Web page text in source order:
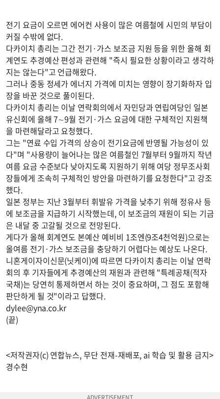
전기 요금이 오르면 에어컨 사용이 많은 여름철에 시민의 부담이
커질 수밖에 없다.
다카이치 총리는 그간 전기·가스 보조금 지원 등을 위한 올해 회
계연도 추경예산 편성과 관련해 "즉시 필요한 상황이라고 생각하
지는 않는다"고 언급해왔다.
그러나 중동 정세가 에너지 가격에 미치는 영향이 장기화하자 입
장을 바꾼 것으로 풀이된다.
다카이치 총리는 이날 연락회의에서 자민당과 연립여당인 일본
유신회에 올해 7∼9월 전기·가스 요금에 대한 구체적인 지원책
을 마련해달라고 요청했다.
그는 "연료 수입 가격의 상승이 전기요금에 반영될 가능성이 있
다"며 "사용량이 늘어나는 많은 여름철인 7월부터 9월까지 작년
여름 요금 수준보다 낮아지도록 지원하기 위해 여당 정무조사회
장들에게 조속히 구체적인 방안을 마련하기를 요청한다"고 강조
했다.
일본 정부는 지난 3월부터 휘발유 가격을 낮추기 위해 정유사 등
에 보조금을 지급하기 시작했는데, 이 보조금의 재원이 되는 기금
은 내달 중 고갈될 것으로 전망된다.
게다가 올해 회계연도 본예산 예비비 1조엔(9조4천억원)으로는
올여름 전기·가스 보조금을 충당하기 어렵다는 예상도 나온다.
니혼게이자이신문(닛케이)에 따르면 다카이치 총리는 이날 연락
회의 후 기자들에게 추경예산의 재원과 관련해 "특례공채(적자
국채)는 당연히 통제하면서 하는 것이 중요하며, 그 점도 포함해
판단하게 될 것"이라고 답했다.
dylee@yna.co.kr
(끝)
<저작권자(c) 연합뉴스, 무단 전재-재배포, ai 학습 및 활용 금지>
경수현